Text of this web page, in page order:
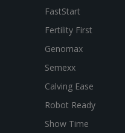
FastStart
Fertility First
Genomax
Semexx
Calving Ease
Robot Ready
Show Time